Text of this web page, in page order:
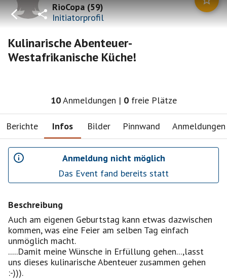
RioCopa(59)
Initiatorprofil
Kulinarische Abenteuer-
Westafrikanische Küche!
10Anmeldungen | 0 freie Plätze
Berichte Infos Bilder Pinnwand Anmeldungen
Anmeldung nicht möglich
Das Event fand bereits statt
Beschreibung
Auch am eigenen Geburtstag kann etwas dazwischen
kommen, was eine Feier am selben Tag einfach
unmöglich macht.
.....Damit meine Wünsche in Erfüllung gehen...,lasst
uns dieses kulinarische Abenteuer zusammen gehen
:-))).